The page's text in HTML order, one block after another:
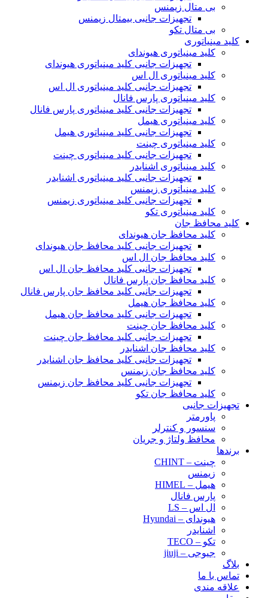
بی متال زیمنس
تجهیزات جانبی بیمتال زیمنس
بی متال تکو
کلید مینیاتوری
کلید مینیاتوری هیوندای
تجهیزات جانبی کلید مینیاتوری هیوندای
کلید مینیاتوری ال اس
تجهیزات جانبی کلید مینیاتوری ال اس
کلید مینیاتوری پارس فانال
تجهیزات جانبی کلید مینیاتوری پارس فانال
کلید مینیاتوری هیمل
تجهیزات جانبی کلید مینیاتوری هیمل
کلید مینیاتوری چینت
تجهیزات جانبی کلید مینیاتوری چینت
کلید مینیاتوری اشنایدر
تجهیزات جانبی کلید مینیاتوری اشنایدر
کلید مینیاتوری زیمنس
تجهیزات جانبی کلید مینیاتوری زیمنس
کلید مینیاتوری تکو
کلید محافظ جان
کلید محافظ جان هیوندای
تجهیزات جانبی کلید محافظ جان هیوندای
کلید محافظ جان ال اس
تجهیزات جانبی کلید محافظ جان ال اس
کلید محافظ جان پارس فانال
تجهیزات جانبی کلید محافظ جان پارس فانال
کلید محافظ جان هیمل
تجهیزات جانبی کلید محافظ جان هیمل
کلید محافظ جان چینت
تجهیزات جانبی کلید محافظ جان چینت
کلید محافظ جان اشنایدر
تجهیزات جانبی کلید محافظ جان اشنایدر
کلید محافظ جان زیمنس
تجهیزات جانبی کلید محافظ جان زیمنس
کلید محافظ جان تکو
تجهیزات جانبی
پاورمتر
سنسور و کنترلر
محافظ ولتاژ و‌ جریان
برندها
چینت – CHINT
زیمنس
هیمل – HIMEL
پارس فانال
ال اس – LS
هیوندای – Hyundai
اشنایدر
تکو – TECO
جیوجی – jiuji
بلاگ
تماس با ما
علاقه مندی